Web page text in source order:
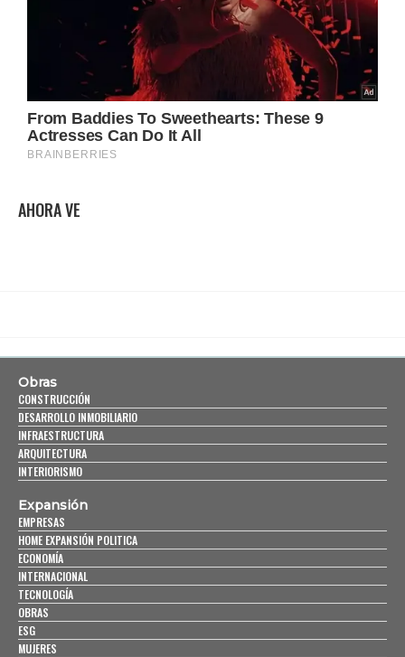
AHORA VE
Obras
CONSTRUCCIÓN
DESARROLLO INMOBILIARIO
INFRAESTRUCTURA
ARQUITECTURA
INTERIORISMO
Expansión
EMPRESAS
HOME EXPANSIÓN POLITICA
ECONOMÍA
INTERNACIONAL
TECNOLOGÍA
OBRAS
ESG
MUJERES